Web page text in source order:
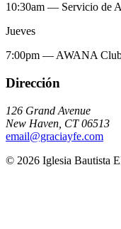
10:30am — Servicio de
Jueves
7:00pm — AWANA
Dirección
126 Grand Avenue
New Haven CT 06513
email@graciayfe.com
© 2026 Iglesia Bautista